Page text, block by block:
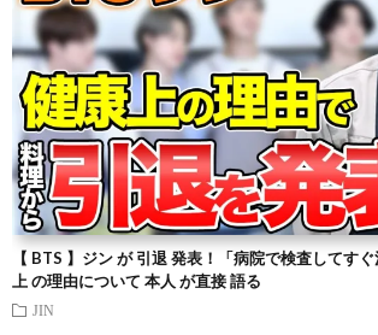
【 BTS 】ジン が 引退 発表！「病院で検査してす
上 の理由について 本人 が直接 語る
JIN